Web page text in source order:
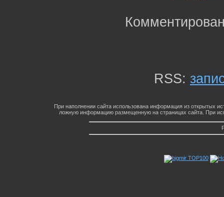
RSS:
При наполнении сайта использована информация из открытых
ложную информацию размещенную на страницах сайта. При